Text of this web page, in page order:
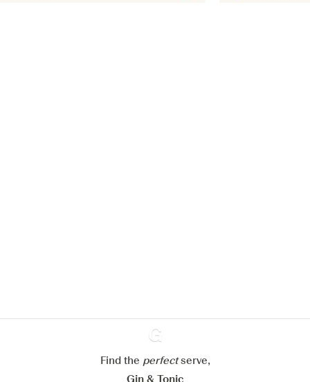
Ginventory
Find the perfectserve,
Gin & Tonic
Mijn cookie-instellingen aanpassen
Alles weigeren Alles aanvaarden